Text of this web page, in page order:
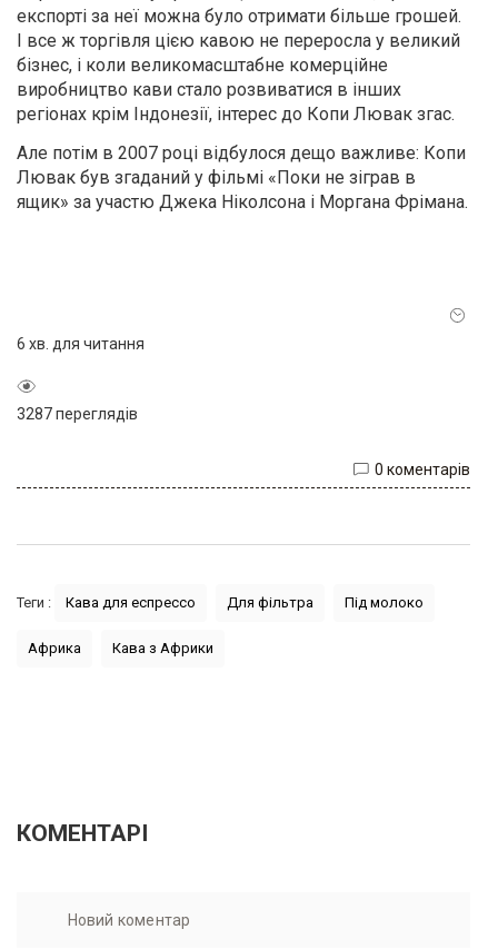
експорті за неї можна було отримати більше грошей.
І все ж торгівля цією кавою не переросла у великий
бізнес, і коли великомасштабне комерційне
виробництво кави стало розвиватися в інших
регіонах крім Індонезії, інтерес до Копи Лювак згас.
Але потім в 2007 році відбулося дещо важливе: Копи
Лювак був згаданий у фільмі «Поки не зіграв в
ящик» за участю Джека Ніколсона і Моргана Фрімана.
6 хв. для читання
3287 переглядів
0 коментарів
Теги : Кава для еспрессо Для фільтра Під молоко
Африка Кава з Африки
КОМЕНТАРІ
Новий коментар